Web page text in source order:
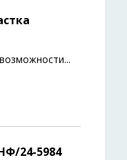
...
24-5984